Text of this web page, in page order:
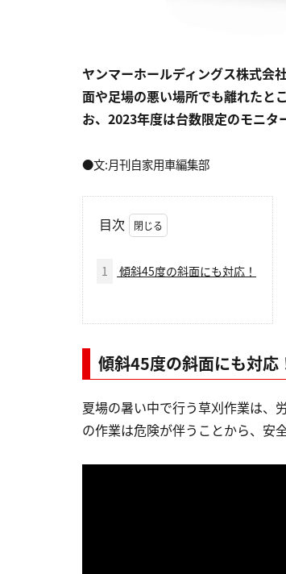
ヤンマーホールディングス株式会
面や足場の悪い場所でも離れたと
お、2023年度は台数限定のモニタ
●文:月刊自家用車編集部
目次
1 傾斜45度の斜面にも対応！
傾斜45度の斜面にも対応
夏場の暑い中で行う草刈作業は、
の作業は危険が伴うことから、安